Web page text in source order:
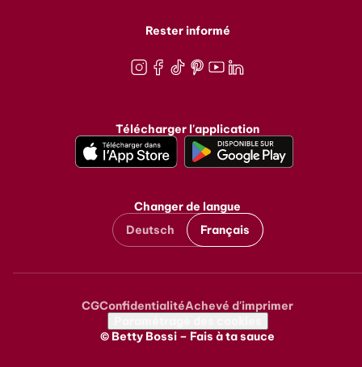
Rester informé
Télécharger l'application
Changer de langue
Deutsch
Français
Metanavigation
CGConfidentialitéAchevé d'imprimer
© Betty Bossi – Fais à ta sauce